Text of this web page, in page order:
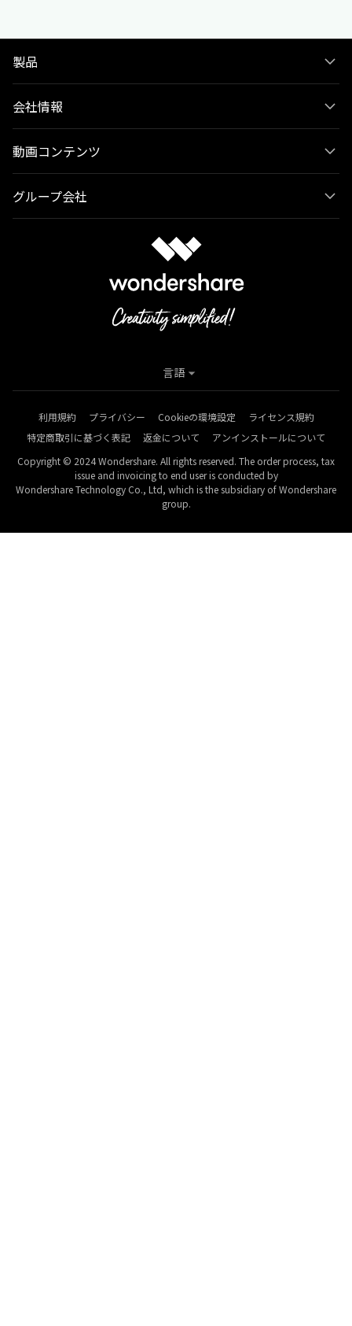
製品
会社情報
動画コンテンツ
グループ会社
利用規約 プライバシー Cookieの環境設定
ライセンス規約
特定商取引に基づく表記
返金について
アンインストールについて
Copyright © 2024 Wondershare. All rights reserved. The order process, tax
issue and invoicing to end user is conducted by
Wondershare Technology Co., Ltd, which is the subsidiary of Wondershare
group.
言語